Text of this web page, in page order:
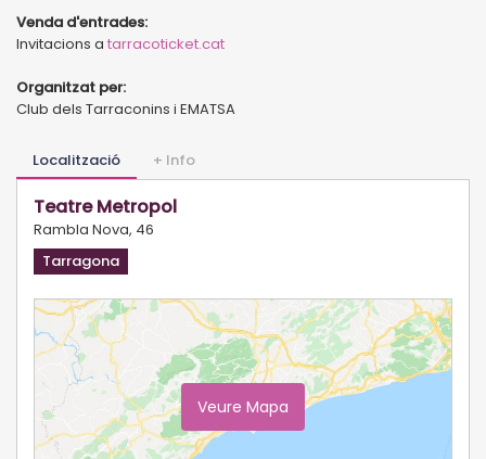
Venda d'entrades:
Invitacions a tarracoticket.cat
Organitzat per:
Club dels Tarraconins i EMATSA
Localització + Info
Teatre Metropol
Rambla Nova, 46
Tarragona
Veure Mapa